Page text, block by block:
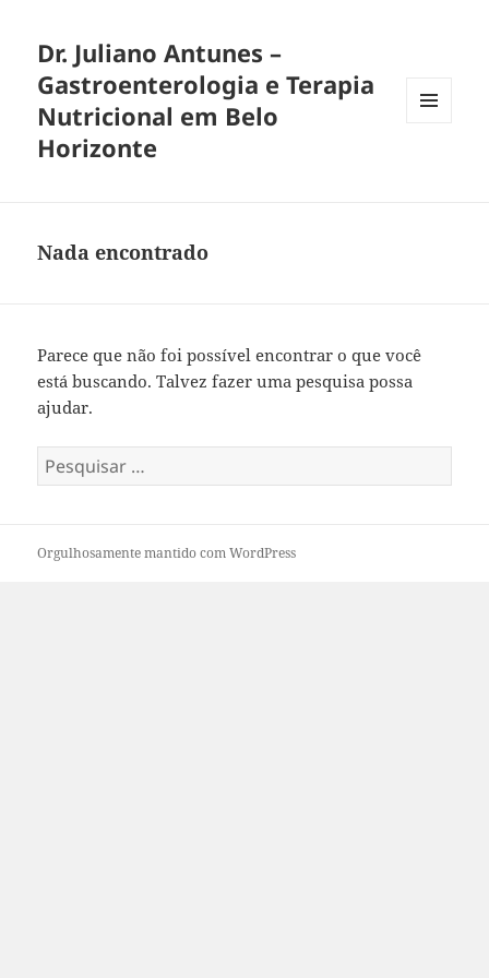
Dr. Juliano Antunes –
Gastroenterologia e Terapia
Nutricional em Belo
Horizonte
Nada encontrado
Parece que não foi possível encontrar o que você
está buscando. Talvez fazer uma pesquisa possa
ajudar.
Pesquisar
por:
Orgulhosamente mantido com WordPress